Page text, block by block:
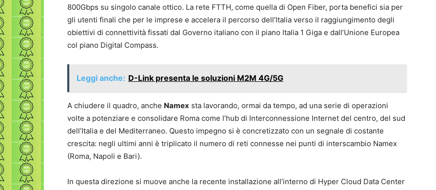
800Gbps su singolo canale ottico. La rete FTTH, come quella di Open Fiber, porta benefici sia per
gli utenti finali che per le imprese e accelera il percorso dell’Italia verso il raggiungimento degli
obiettivi di connettività fissati dal Governo italiano con il piano Italia 1 Giga e dall’Unione Europea
col piano Digital Compass.
Leggi anche: D-Link presenta le soluzioni M2M 4G/5G
A chiudere il quadro, anche Namex sta lavorando, ormai da tempo, ad una serie di operazioni
volte a potenziare e consolidare Roma come l’hub di Interconnessione Internet del centro, del sud
dell’Italia e del Mediterraneo. Questo impegno si è concretizzato con un segnale di costante
crescita: negli ultimi anni è triplicato il numero di reti connesse nei punti di interscambio Namex
(Roma, Napoli e Bari).
In questa direzione si muove anche la recente installazione all’interno di Hyper Cloud Data Center